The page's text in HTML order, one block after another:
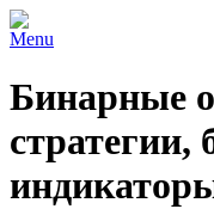
Menu
Бинарные
стратегии,